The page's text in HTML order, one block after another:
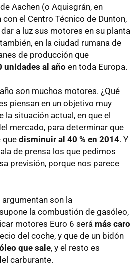
Aachen (o Aquisgrán, en
el Centro Técnico de Dunton,
a luz sus motores en su planta
en la ciudad rumana de
de producción que
unidades al año en toda Europa.
son muchos motores. ¿Qué
piensan en un objetivo muy
la situación actual, en que el
mercado, para determinar que
que disminuir al 40 % en 2014. Y
de prensa los que pedimos
previsión, porque nos parece
son la
la combustión de gasóleo,
motores Euro 6 será más caro
del coche, y que de un bidón
que sale, y el resto es
carburante.